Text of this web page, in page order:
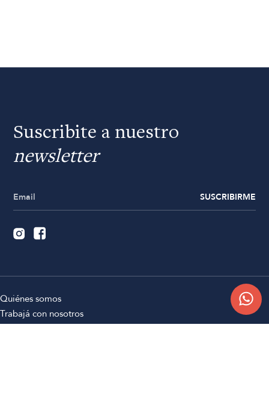
Suscribite a nuestro
newsletter
SUSCRIBIRME
Quiénes somos
Trabajá con nosotros